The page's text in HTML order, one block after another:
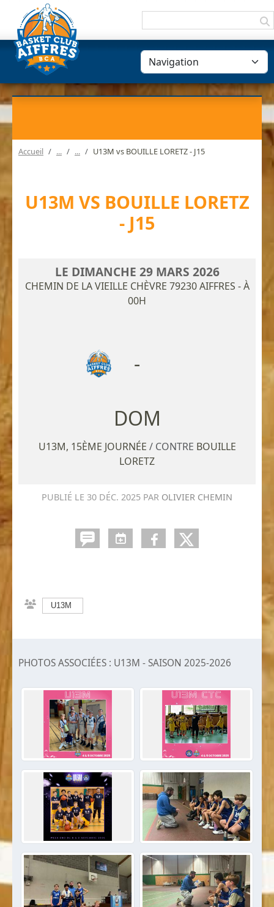
Accueil U13M vs BOUILLE LORETZ - J15
U13M VS BOUILLE LORETZ
- J15
LE DIMANCHE 29 MARS 2026
CHEMIN DE LA VIEILLE CHÈVRE 79230 AIFFRES - À
00H
-
U13M, 15ÈME JOURNÉE / CONTRE BOUILLE
LORETZ
PUBLIÉ LE 30 DÉC. 2025 PAR OLIVIER CHEMIN
U13M
PHOTOS ASSOCIÉES : U13M - SAISON 2025-2026
Panneau de gestion des cookies